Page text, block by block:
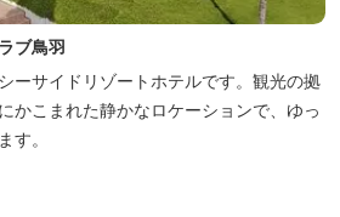
ブ鳥羽
ーサイドリゾートホテルです。観光の拠
かこまれた静かなロケーションで、ゆっ
す。